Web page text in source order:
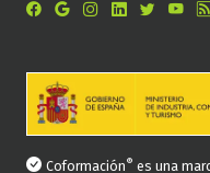
Coformación® es una